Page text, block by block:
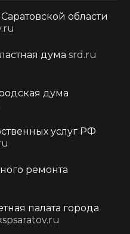
области
дума srd.ru
дума
услуг РФ
ремонта
палата города